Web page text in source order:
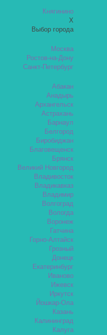
Княгинино
X
Выбор города
Москва
Ростов-на-Дону
Санкт-Петербург
Абакан
Анадырь
Архангельск
Астрахань
Барнаул
Белгород
Биробиджан
Благовещенск
Брянск
Великий Новгород
Владивосток
Владикавказ
Владимир
Волгоград
Вологда
Воронеж
Гатчина
Горно-Алтайск
Грозный
Донецк
Екатеринбург
Иваново
Ижевск
Иркутск
Йошкар-Ола
Казань
Калининград
Калуга